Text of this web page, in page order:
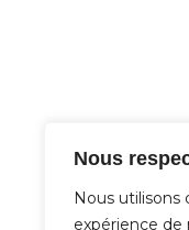
Nous
Nous utilisons
expérience de